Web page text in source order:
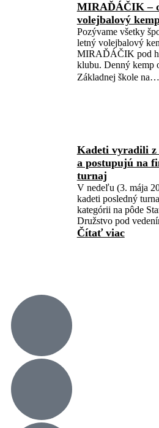
MIRAĎÁČIK –
volejbalový
Pozývame všetky
letný volejbalový
MIRAĎÁČIK pod
klubu. Denný kemp
Základnej škole na…
Kadeti vyradili
a postupujú na
turnaj
V nedeľu (3. mája
kadeti posledný
kategórii na pôde
Družstvo pod
Čítať viac